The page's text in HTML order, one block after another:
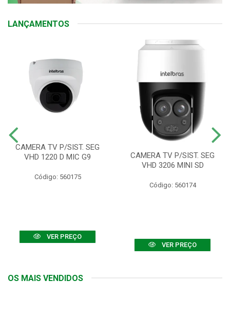
LANÇAMENTOS
CAMERA TV P/SIST. SEG
VHD 1220 D MIC G9
Código: 560175
VER PREÇO
CAMERA TV P/SIST. SEG
VHD 3206 MINI SD
Código: 560174
VER PREÇO
OS MAIS VENDIDOS